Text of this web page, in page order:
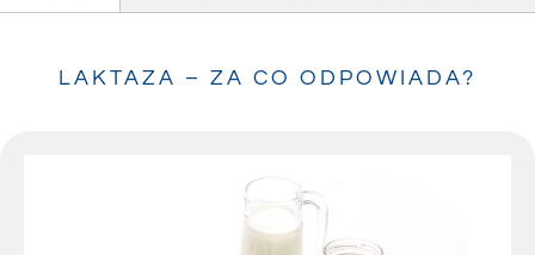
LAKTAZA – ZA CO ODPOWIADA?